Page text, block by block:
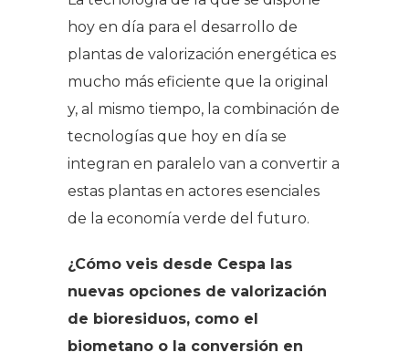
hoy en día para el desarrollo de
plantas de valorización energética es
mucho más eficiente que la original
y, al mismo tiempo, la combinación de
tecnologías que hoy en día se
integran en paralelo van a convertir a
estas plantas en actores esenciales
de la economía verde del futuro.
¿Cómo veis desde Cespa las
nuevas opciones de valorización
de bioresiduos, como el
biometano o la conversión en